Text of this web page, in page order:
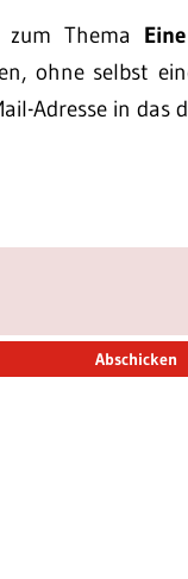
Thema
ohne selbst
Adresse in das